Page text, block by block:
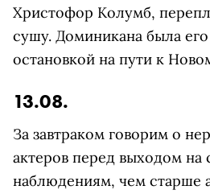
Христофор Колумб,
сушу. Доминикана была
остановкой на пути к
13.08.
За завтраком говорим о
актеров перед выходом
наблюдениям, чем старше